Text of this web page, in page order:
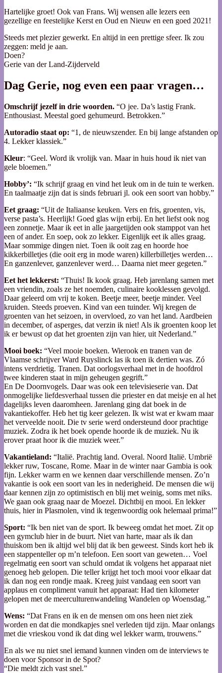
Hartelijke groet! Ook van Frans. Wij wensen alle lezers een
gezellige en feestelijke Kerst en Oud en Nieuw en een goed 2021!
Steeds met plezier gewerkt. En altijd in een prettige sfeer. Ik zou
zeggen: meld je aan.
Doen?
Gerie van der Land-Zijderveld
Dag Gerie, nog even een paar vragen…
Omschrijf jezelf in drie woorden. “O jee. Da’s lastig Frank.
Enthousiast. Meestal goed gehumeurd. Betrokken.”
Autoradio staat op: “1, de nieuwszender. En bij lange afstanden op
4. Lekker klassiek.”
Kleur: “Geel. Word ik vrolijk van. Maar in huis houd ik niet van
gele bloemen.”
Hobby’: “Ik schrijf graag en vind het leuk om in de tuin te werken.
En taalmaatje zijn dat is sinds februari jl. ook een soort van hobby.”
Eet graag: “Uit de Italiaanse keuken. Vers en fris, groenten, vis,
verse pasta’s. Heerlijk! Goed glas wijn erbij. En het liefst ook nog
een zonnetje. Maar ik eet in alle jaargetijden ook stamppot van het
een of ander. En soep, ook zo lekker. Eigenlijk eet ik alles graag.
Maar sommige dingen niet. Toen ik ooit zag en hoorde hoe
kikkerbilletjes (die ooit erg in mode waren) killerbilletjes werden…
En ganzenlever, ganzenlever werd… Daarna niet meer gegeten.”
Eet het lekkerst: “Thuis! Ik kook graag. Heb jarenlang samen met
een vriendin, zoals ze het noemden, culinaire kooklessen gevolgd.
Daar geleerd om vrij te koken. Beetje meer, beetje minder. Veel
kruiden. Steeds proeven. Kind van een tuinder. Wij kregen de
groenten van het seizoen, in overvloed, zo van het land. Aardbeien
in december, of asperges, dat verzin ik niet! Als ik groenten koop let
ik er bewust op dat het groenten zijn van hier, uit Nederland.”
Mooi boek: “Veel mooie boeken. Wierook en tranen van de
Vlaamse schrijver Ward Ruyslinck las ik toen ik dertien was. Zó
intens verdrietig. Tranen. Dat oorlogsverhaal met in de hoofdrol
twee kinderen staat in mijn geheugen gegrift.”
En De Doornvogels. Daar was ook een televisieserie van. Dat
onmogelijke liefdesverhaal tussen die priester en dat meisje en al het
dagelijks leven daaromheen. Jarenlang ging dat boek in de
vakantiekoffer. Heb het tig keer gelezen. Ik wist wat er kwam maar
het verveelde nooit. Die tv serie werd ondersteund door prachtige
muziek. Zodra ik het boek opende hoorde ik de muziek. Nu ik
erover praat hoor ik die muziek weer.”
Vakantieland: “Italië. Prachtig land. Overal. Noord Italië. Umbrië
lekker ruw, Toscane, Rome. Maar in de winter naar Gambia is ook
fijn. Lekker warm en we kennen daar verschillende mensen. Zo’n
vakantie is ook een soort van les in nederigheid. De mensen die wij
daar kennen zijn zo optimistisch en blij met weinig, soms met niks.
We gaan ook graag naar de Moezel. Dichtbij en mooi. En lekker
thuis, hier in Plasmolen, vind ik tegenwoordig ook helemaal prima!”
Sport: “Ik ben niet van de sport. Ik beweeg omdat het moet. Zit op
een gymclub hier in de buurt. Niet van harte, maar als ik dan
thuiskom ben ik altijd wel blij dat ik ben geweest. Sinds kort heb ik
een stappenteller op m’n telefoon. Een soort van geweten… Voel
regelmatig een soort van schuld omdat ik volgens het apparaat niet
genoeg heb gelopen. Die teller krijgt het toch mooi voor elkaar dat
ik dan nog een rondje maak. Kreeg juist vandaag een soort van
applaus en compliment vanuit het apparaat: Had tien kilometer
gelopen met de meerculturenwandeling Wandelen op Woensdag.”
Wens: “Dat Frans en ik en de mensen om ons heen niet ziek
worden en dat die mondkapjes snel verleden tijd zijn. Maar onlangs
met die vrieskou vond ik dat ding wel lekker warm, trouwens.”
En als we nu niet snel iemand kunnen vinden om de interviews te
doen voor Sponsor in de Spot?
“Die meldt zich vast snel.”